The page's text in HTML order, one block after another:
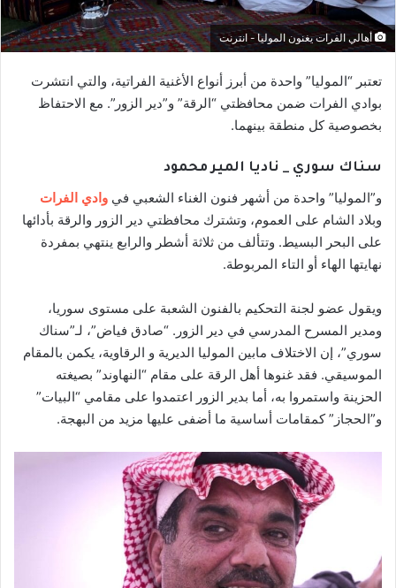
أهالي الفرات يغنون الموليا - انترنت
تعتبر “الموليا” واحدة من أبرز أنواع الأغنية الفراتية، والتي انتشرت
بوادي الفرات ضمن محافظتي “الرقة” و”دير الزور”. مع الاحتفاظ
بخصوصية كل منطقة بينهما.
سناك سوري _ ناديا المير محمود
و”الموليا” واحدة من أشهر فنون الغناء الشعبي في وادي الفرات
وبلاد الشام على العموم، وتشترك محافظتي دير الزور والرقة بأدائها
على البحر البسيط. وتتألف من ثلاثة أشطر والرابع ينتهي بمفردة
نهايتها الهاء أو التاء المربوطة.
ويقول عضو لجنة التحكيم بالفنون الشعبة على مستوى سوريا،
ومدير المسرح المدرسي في دير الزور. “صادق فياض”، لـ”سناك
سوري”، إن الاختلاف مابين الموليا الديرية و الرقاوية، يكمن بالمقام
الموسيقي. فقد غنوها أهل الرقة على مقام “النهاوند” بصيغته
الحزينة واستمروا به، أما بدير الزور اعتمدوا على مقامي “البيات”
و”الحجاز” كمقامات أساسية ما أضفى عليها مزيد من البهجة.